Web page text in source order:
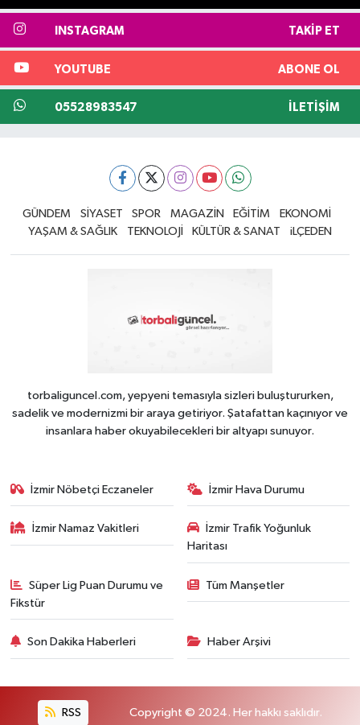
INSTAGRAM TAKIP ET
YOUTUBE ABONE OL
05528983547 İLETIŞIM
GÜNDEM SİYASET SPOR MAGAZİN EĞİTİM
EKONOMİ
YAŞAM & SAĞLIK
TEKNOLOJİ KÜLTÜR & SANAT iLÇEDEN
torbaliguncel.com, yepyeni temasıyla sizleri buluştururken,
sadelik ve modernizmi bir araya getiriyor. Şatafattan kaçınıyor ve
insanlara haber okuyabilecekleri bir altyapı sunuyor.
İzmir Nöbetçi Eczaneler İzmir Hava Durumu
İzmir Namaz Vakitleri
İzmir Trafik Yoğunluk
Haritası
Süper Lig Puan Durumu ve
Fikstür
Tüm Manşetler
Son Dakika Haberleri Haber Arşivi
RSS Copyright © 2024. Her hakkı saklıdır.